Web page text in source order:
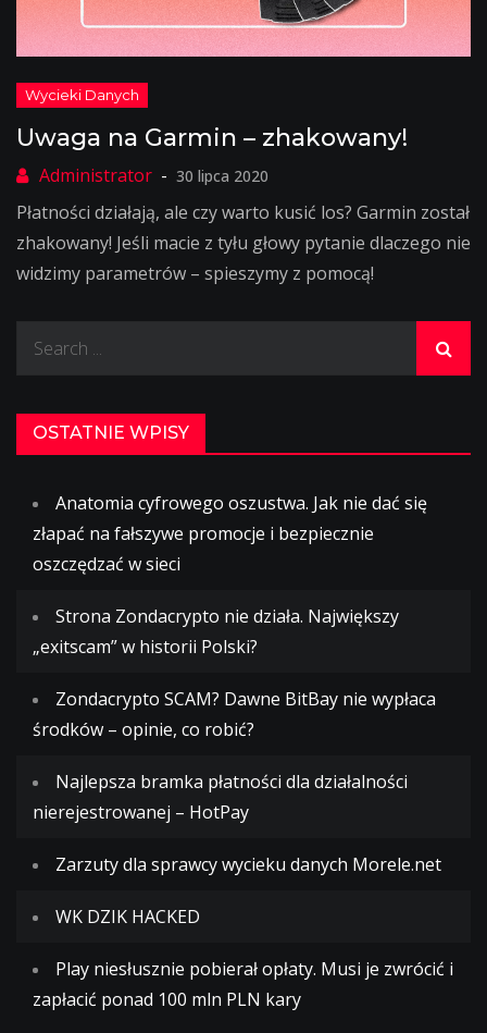
Uwaga na Garmin – zhakowany!
30 lipca 2020
Płatności działają, ale czy warto kusić los? Garmin został
zhakowany! Jeśli macie z tyłu głowy pytanie dlaczego nie
widzimy parametrów – spieszymy z pomocą!
OSTATNIE WPISY
Anatomia cyfrowego oszustwa. Jak nie dać się
złapać na fałszywe promocje i bezpiecznie
oszczędzać w sieci
Strona Zondacrypto nie działa. Największy
„exitscam” w historii Polski?
Zondacrypto SCAM? Dawne BitBay nie wypłaca
środków – opinie, co robić?
Najlepsza bramka płatności dla działalności
nierejestrowanej – HotPay
Zarzuty dla sprawcy wycieku danych Morele.net
WK DZIK HACKED
Play niesłusznie pobierał opłaty. Musi je zwrócić i
zapłacić ponad 100 mln PLN kary